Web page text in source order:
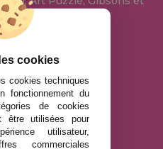
LÉGALES
COOKIES
cookies
cookies techniques
fonctionnement du
de cookies
être utilisées pour
utilisateur,
commerciales